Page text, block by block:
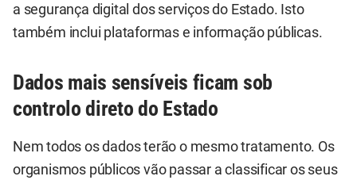
a segurança digital dos serviços do Estado. Isto
também inclui plataformas e informação públicas.
Dados mais sensíveis ficam sob
controlo direto do Estado
Nem todos os dados terão o mesmo tratamento. Os
organismos públicos vão passar a classificar os seus